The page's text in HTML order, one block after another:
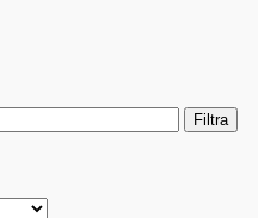
Filtra